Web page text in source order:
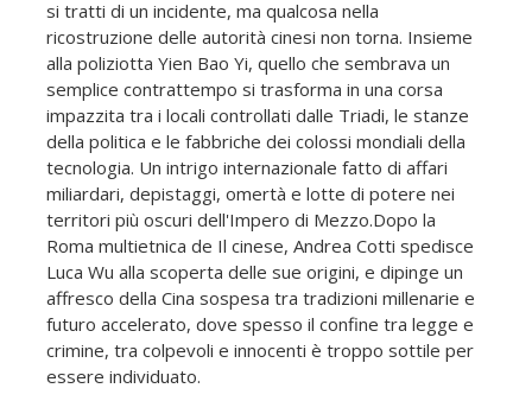
si tratti di un incidente, ma qualcosa nella
ricostruzione delle autorità cinesi non torna. Insieme
alla poliziotta Yien Bao Yi, quello che sembrava un
semplice contrattempo si trasforma in una corsa
impazzita tra i locali controllati dalle Triadi, le stanze
della politica e le fabbriche dei colossi mondiali della
tecnologia. Un intrigo internazionale fatto di affari
miliardari, depistaggi, omertà e lotte di potere nei
territori più oscuri dell'Impero di Mezzo.Dopo la
Roma multietnica de Il cinese, Andrea Cotti spedisce
Luca Wu alla scoperta delle sue origini, e dipinge un
affresco della Cina sospesa tra tradizioni millenarie e
futuro accelerato, dove spesso il confine tra legge e
crimine, tra colpevoli e innocenti è troppo sottile per
essere individuato.